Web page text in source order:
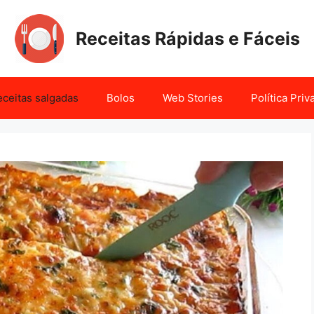
Receitas Rápidas e Fáceis
salgadas Bolos Web Stories Política